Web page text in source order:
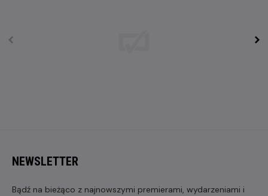
NEWSLETTER
Bądź na bieżąco z najnowszymi premierami, wydarzeniami i